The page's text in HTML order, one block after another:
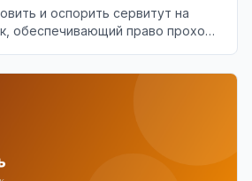
и оспорить сервитут на
обеспечивающий право прохода